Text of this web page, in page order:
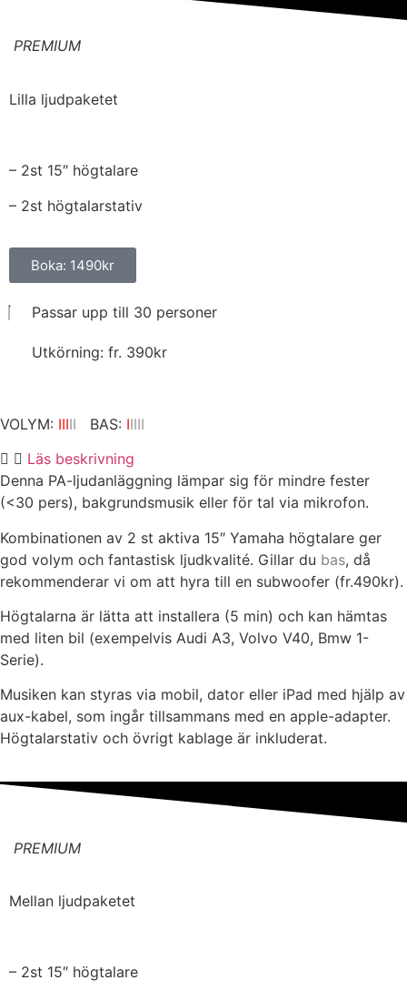
PREMIUM
Lilla ljudpaketet
– 2st 15″ högtalare
– 2st högtalarstativ
Boka: 1490kr
Passar upp till 30 personer
Utkörning: fr. 390kr
VOLYM: IIIII BAS: IIIII
Läs beskrivning
Denna PA-ljudanläggning lämpar sig för mindre fester
(<30 pers), bakgrundsmusik eller för tal via mikrofon.
Kombinationen av 2 st aktiva 15″ Yamaha högtalare ger
god volym och fantastisk ljudkvalité. Gillar du bas, då
rekommenderar vi om att hyra till en subwoofer (fr.490kr).
Högtalarna är lätta att installera (5 min) och kan hämtas
med liten bil (exempelvis Audi A3, Volvo V40, Bmw 1-
Serie).
Musiken kan styras via mobil, dator eller iPad med hjälp av
aux-kabel, som ingår tillsammans med en apple-adapter.
Högtalarstativ och övrigt kablage är inkluderat.
PREMIUM
Mellan ljudpaketet
– 2st 15″ högtalare